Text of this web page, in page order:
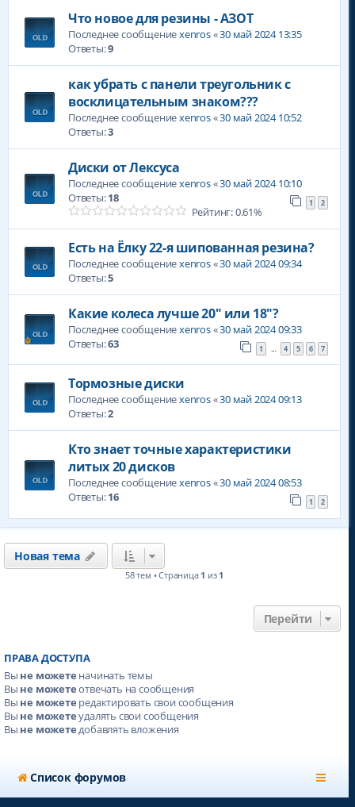
Что новое для резины - АЗОТ
Последнее сообщениеxenros«30 май 2024 13:35
Ответы:9
как убрать с панели треугольник с
восклицательным знаком???
Последнее сообщениеxenros«30 май 2024 10:52
Ответы:3
Диски от Лексуса
Последнее сообщениеxenros«30 май 2024 10:10
Ответы:18 1 2
Рейтинг: 0.61%
Есть на Ёлку 22-я шипованная резина?
Последнее сообщениеxenros«30 май 2024 09:34
Ответы:5
Какие колеса лучше 20" или 18"?
Последнее сообщениеxenros«30 май 2024 09:33
Ответы:63 1 … 4 5 6 7
Тормозные диски
Последнее сообщениеxenros«30 май 2024 09:13
Ответы:2
Кто знает точные характеристики
литых 20 дисков
Последнее сообщениеxenros«30 май 2024 08:53
Ответы:16 1 2
Новая тема
58 тем • Страница 1 из 1
Перейти
ПРАВА ДОСТУПА
Вы не можете начинать темы
Вы не можетеотвечать на сообщения
Вы не можете редактировать свои сообщения
Вы не можетеудалять свои сообщения
Вы не можетедобавлять вложения
Список форумов